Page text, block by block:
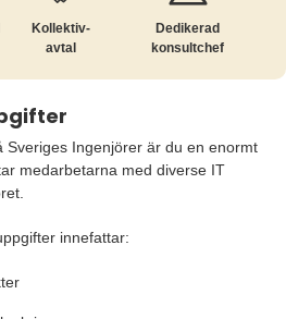
Kollektiv­
avtal
Dedikerad
konsultchef
Sveriges Ingenjörer är du en enormt
medarbetarna med diverse IT
innefattar: